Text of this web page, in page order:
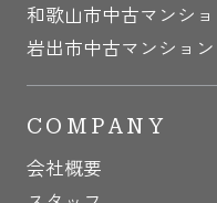
和歌山市中古マンシ
岩出市中古マンション
COMPANY
会社概要